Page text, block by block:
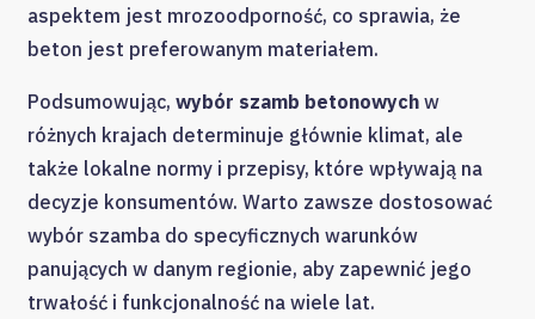
aspektem jest mrozoodporność, co sprawia, że
beton jest preferowanym materiałem.
Podsumowując, wybór szamb betonowych w
różnych krajach determinuje głównie klimat, ale
także lokalne normy i przepisy, które wpływają na
decyzje konsumentów. Warto zawsze dostosować
wybór szamba do specyficznych warunków
panujących w danym regionie, aby zapewnić jego
trwałość i funkcjonalność na wiele lat.